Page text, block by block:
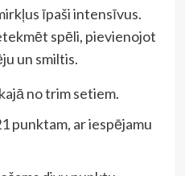
īpaši intensīvus.
spēli, pievienojot
un smiltis.
no trim setiem.
punktam, ar iespējamu